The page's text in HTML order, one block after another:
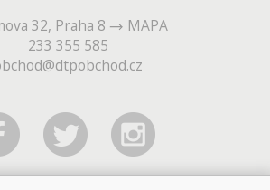
32, Praha 8
MAPA
233 355 585